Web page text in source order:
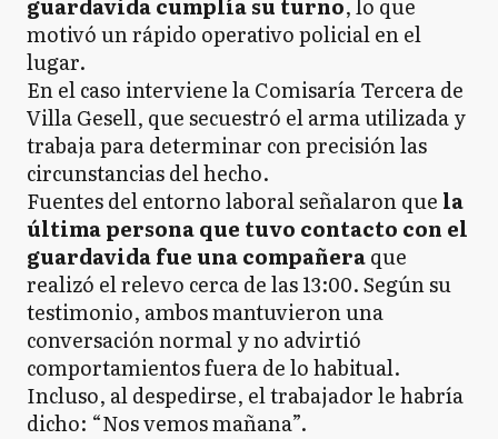
guardavida cumplía su turno, lo que
motivó un rápido operativo policial en el
lugar.
En el caso interviene la Comisaría Tercera de
Villa Gesell, que secuestró el arma utilizada y
trabaja para determinar con precisión las
circunstancias del hecho.
Fuentes del entorno laboral señalaron que la
última persona que tuvo contacto con el
guardavida fue una compañeraque
realizó el relevo cerca de las 13:00. Según su
testimonio, ambos mantuvieron una
conversación normal y no advirtió
comportamientos fuera de lo habitual.
Incluso, al despedirse, el trabajador le habría
dicho: “Nos vemos mañana”.